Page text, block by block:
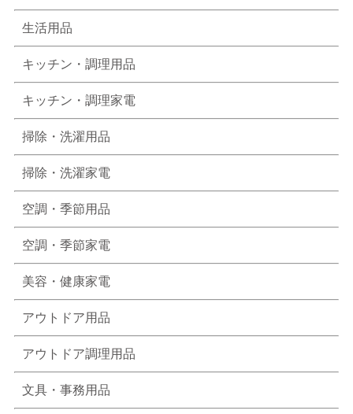
生活用品
キッチン・調理用品
キッチン・調理家電
掃除・洗濯用品
掃除・洗濯家電
空調・季節用品
空調・季節家電
美容・健康家電
アウトドア用品
アウトドア調理用品
文具・事務用品